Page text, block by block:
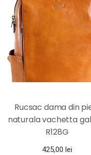
Rucsac dama din
naturala vachetta
R128G
425,00 lei